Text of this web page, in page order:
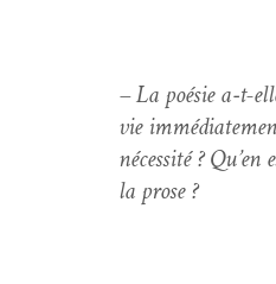
– La poésie a‑t-
vie
néces­sité ? Qu’en
la prose ?